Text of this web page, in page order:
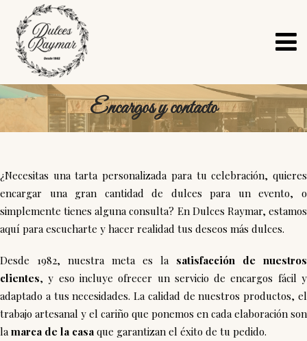
Encargos y contacto
¿Necesitas una tarta personalizada para tu celebración, quieres
encargar una gran cantidad de dulces para un evento, o
simplemente tienes alguna consulta? En Dulces Raymar, estamos
aquí para escucharte y hacer realidad tus deseos más dulces.
Desde 1982, nuestra meta es la satisfacción de nuestros
clientes, y eso incluye ofrecer un servicio de encargos fácil y
adaptado a tus necesidades. La calidad de nuestros productos, el
trabajo artesanal y el cariño que ponemos en cada elaboración son
lamarca de la casa que garantizan el éxito de tu pedido.